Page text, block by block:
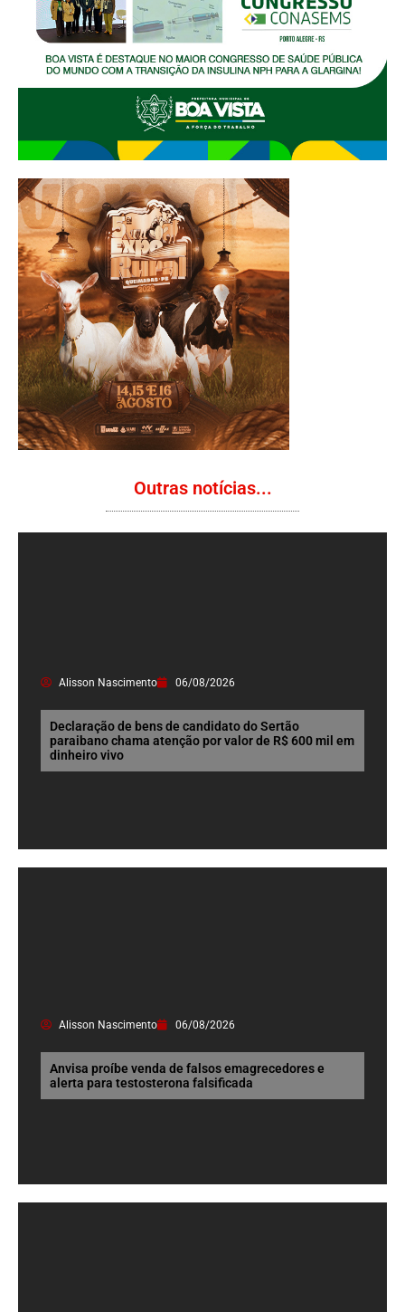
Outras notícias...
Alisson Nascimento 06/08/2026
Declaração de bens de candidato do Sertão
paraibano chama atenção por valor de R$ 600 mil em
dinheiro vivo
Alisson Nascimento 06/08/2026
Anvisa proíbe venda de falsos emagrecedores e
alerta para testosterona falsificada